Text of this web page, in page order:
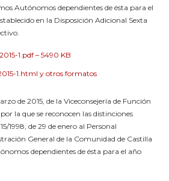
Autónomos dependientes de ésta para el
en la Disposición Adicional Sexta
1.pdf – 5490 KB
1.html y otros formatos
de 2015, de la Viceconsejería de Función
la que se reconocen las distinciones
1998, de 29 de enero al Personal
General de la Comunidad de Castilla
dependientes de ésta para el año